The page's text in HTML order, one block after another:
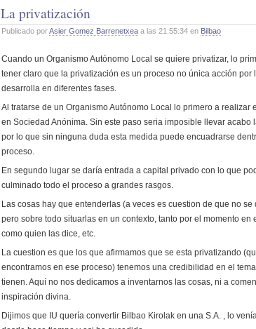
La privatización
Publicado porAsier Gomez Barrenetxea a las 21:55:34 en Bilbao
Cuando un Organismo Autónomo Local se quiere privatizar, lo
tener claro que la privatización es un proceso no única acción por
desarrolla en diferentes fases.
Al tratarse de un Organismo Autónomo Local lo primero a realizar
en Sociedad Anónima. Sin este paso seria imposible llevar acabo
por lo que sin ninguna duda esta medida puede encuadrarse
proceso.
En segundo lugar se daría entrada a capital privado con lo que
culminado todo el proceso a grandes rasgos.
Las cosas hay que entenderlas (a veces es cuestion de que no
pero sobre todo situarlas en un contexto, tanto por el momento en
como quien las dice, etc.
La cuestion es que los que afirmamos que se esta privatizando
encontramos en ese proceso) tenemos una credibilidad en el
tienen. Aquí no nos dedicamos a inventarnos las cosas, ni a
inspiración divina.
Dijimos que IU quería convertir Bilbao Kirolak en una S.A. , lo